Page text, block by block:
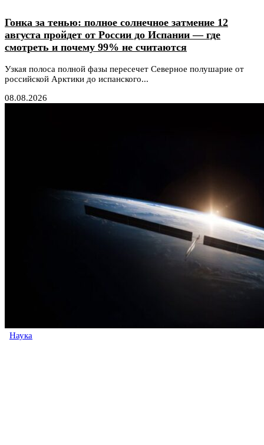
Гонка за тенью: полное солнечное затмение 12
августа пройдет от России до Испании — где
смотреть и почему 99% не считаются
Узкая полоса полной фазы пересечет Северное полушарие от
российской Арктики до испанского...
08.08.2026
Наука